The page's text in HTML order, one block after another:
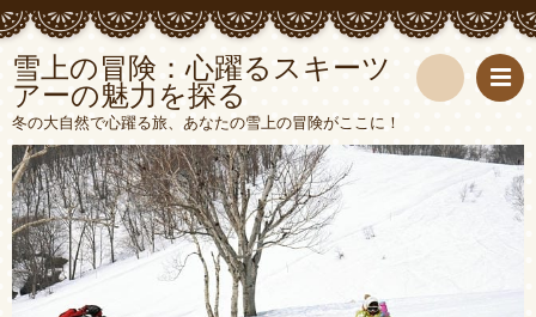
雪上の冒険：心躍るスキーツ
アーの魅力を探る
冬の大自然で心躍る旅、あなたの雪上の冒険がここに！